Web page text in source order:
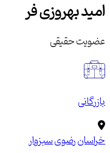
امید بهروزی فر
عضویت حقیقی
بازرگانی
خراسان رضویسبزوار